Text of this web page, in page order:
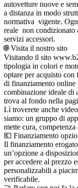
autovetture nuove e
a distanza in modo
normativa vigente.
reale non condizionato
servizi accessori.
🌐 Visita il nostro sito
Visitando il sito
tipologia in colori e
optare per acquisto
di finanziamento online
combinazione ideale di
trova al fondo nella
Lì troverete anche
siamo: un gruppo di
mette cura,
💶 Finanziamento
Il finanziamento
un’opzione a
per accedere al prezzo
personalizzabili a
verificabile.